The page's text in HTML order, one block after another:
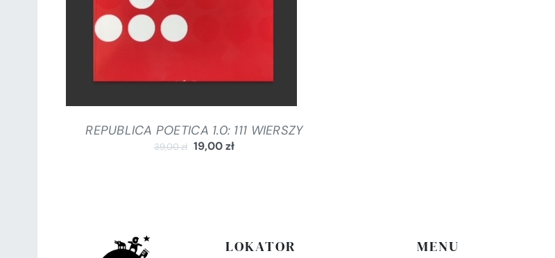
REPUBLICA POETICA 1.0: 111 WIERSZY
39,00zł 19,00zł
LOKATOR MENU